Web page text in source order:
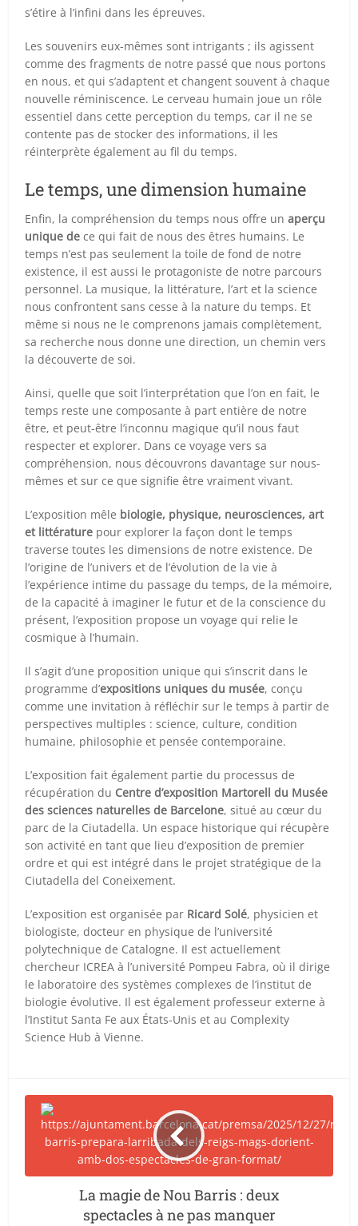
s’étire à l’infini dans les épreuves.
Les souvenirs eux-mêmes sont intrigants ; ils agissent
comme des fragments de notre passé que nous portons
en nous, et qui s’adaptent et changent souvent à chaque
nouvelle réminiscence. Le cerveau humain joue un rôle
essentiel dans cette perception du temps, car il ne se
contente pas de stocker des informations, il les
réinterprète également au fil du temps.
Le temps, une dimension humaine
Enfin, la compréhension du temps nous offre unaperçu
unique de ce qui fait de nous des êtres humains. Le
temps n’est pas seulement la toile de fond de notre
existence, il est aussi le protagoniste de notre parcours
personnel. La musique, la littérature, l’art et la science
nous confrontent sans cesse à la nature du temps. Et
même si nous ne le comprenons jamais complètement,
sa recherche nous donne une direction, un chemin vers
la découverte de soi.
Ainsi, quelle que soit l’interprétation que l’on en fait, le
temps reste une composante à part entière de notre
être, et peut-être l’inconnu magique qu’il nous faut
respecter et explorer. Dans ce voyage vers sa
compréhension, nous découvrons davantage sur nous-
mêmes et sur ce que signifie être vraiment vivant.
L’exposition mêle biologie, physique, neurosciences, art
et littérature pour explorer la façon dont le temps
traverse toutes les dimensions de notre existence. De
l’origine de l’univers et de l’évolution de la vie à
l’expérience intime du passage du temps, de la mémoire,
de la capacité à imaginer le futur et de la conscience du
présent, l’exposition propose un voyage qui relie le
cosmique à l’humain.
Il s’agit d’une proposition unique qui s’inscrit dans le
programme d’expositions uniques du musée, conçu
comme une invitation à réfléchir sur le temps à partir de
perspectives multiples : science, culture, condition
humaine, philosophie et pensée contemporaine.
L’exposition fait également partie du processus de
récupération du Centre d’exposition Martorell du Musée
des sciences naturelles de Barcelone, situé au cœur du
parc de la Ciutadella. Un espace historique qui récupère
son activité en tant que lieu d’exposition de premier
ordre et qui est intégré dans le projet stratégique de la
Ciutadella del Coneixement.
L’exposition est organisée par Ricard Solé, physicien et
biologiste, docteur en physique de l’université
polytechnique de Catalogne. Il est actuellement
chercheur ICREA à l’université Pompeu Fabra, où il dirige
le laboratoire des systèmes complexes de l’institut de
biologie évolutive. Il est également professeur externe à
l’Institut Santa Fe aux États-Unis et au Complexity
Science Hub à Vienne.
La magie de Nou Barris : deux
spectacles à ne pas manquer